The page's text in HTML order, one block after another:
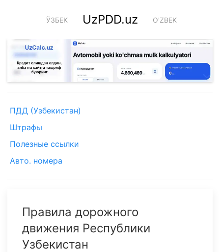
ЎЗБЕК UzPDD.uz O'ZBEK
ПДД (Узбекистан)
Штрафы
Полезные ссылки
Авто. номера
Правила дорожного
движения Республики
Узбекистан